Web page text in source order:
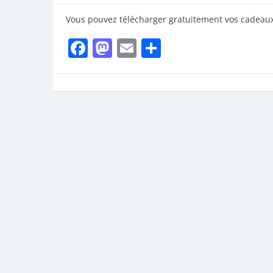
Vous pouvez télécharger gratuitement vos
Facebook
Mastodon
Email